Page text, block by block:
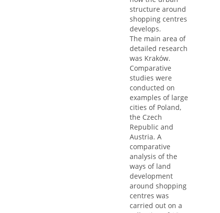
structure around
shopping centres
develops.
The main area of
detailed research
was Kraków.
Comparative
studies were
conducted on
examples of large
cities of Poland,
the Czech
Republic and
Austria. A
comparative
analysis of the
ways of land
development
around shopping
centres was
carried out on a